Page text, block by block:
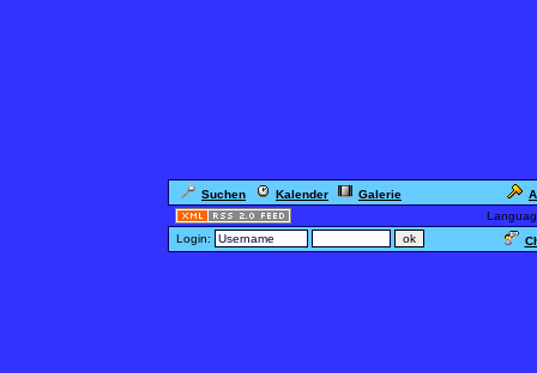
Suchen Kalender Galerie
Login: